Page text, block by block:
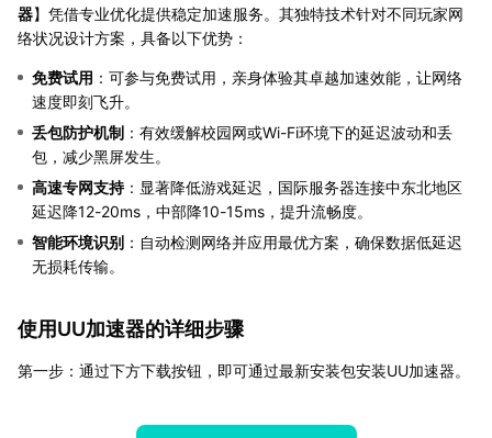
器】凭借专业优化提供稳定加速服务。其独特技术针对不同玩家网
络状况设计方案，具备以下优势：
免费试用 ：可参与免费试用，亲身体验其卓越加速效能，让网络
速度即刻飞升。
丢包防护机制 ：有效缓解校园网或Wi-Fi环境下的延迟波动和丢
包，减少黑屏发生。
高速专网支持：显著降低游戏延迟，国际服务器连接中东北地区
延迟降12-20ms，中部降10-15ms，提升流畅度。
智能环境识别 ：自动检测网络并应用最优方案，确保数据低延迟
无损耗传输。
使用UU加速器的详细步骤
第一步：通过下方下载按钮，即可通过最新安装包安装UU加速器。